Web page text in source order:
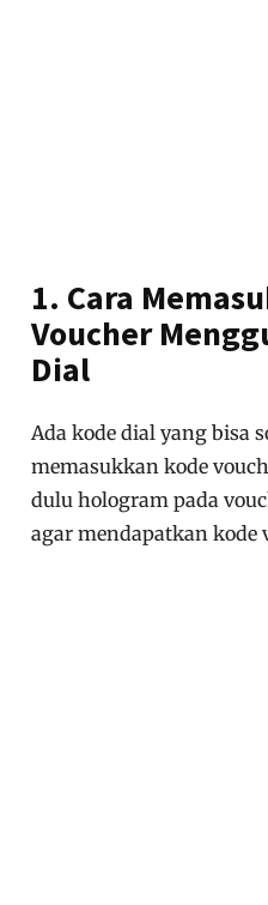
1. Cara
Voucher
Dial
Ada kode dial yang bisa
memasukkan kode
dulu hologram pada
agar mendapatkan kode